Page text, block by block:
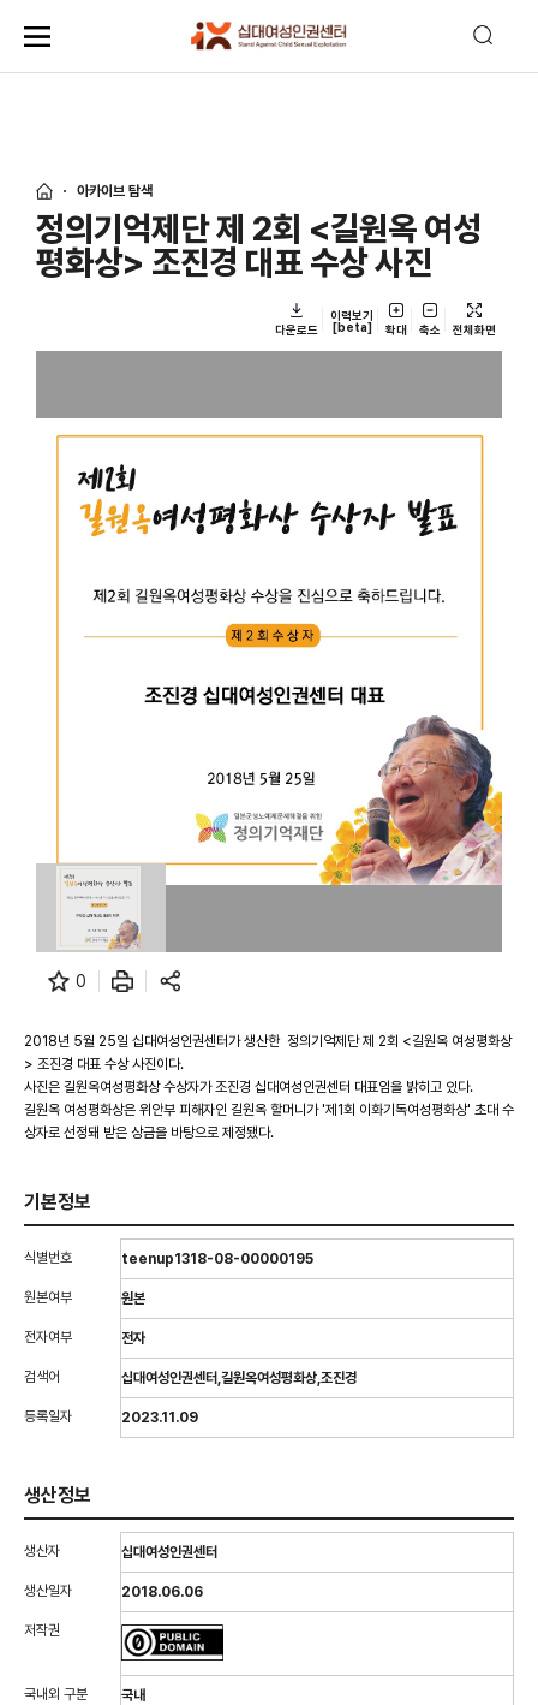
아카이브 탐색
정의기억제단 제 2회 <길원옥 여성
평화상> 조진경 대표 수상 사진
다운로드
이력보기
[beta]
확대 축소 전체화면
0
2018년 5월 25일 십대여성인권센터가 생산한 정의기억제단 제 2회 <길원옥 여성평화상
> 조진경 대표 수상 사진이다.
사진은 길원옥여성평화상 수상자가 조진경 십대여성인권센터 대표임을 밝히고 있다.
길원옥 여성평화상은 위안부 피해자인 길원옥 할머니가 '제1회 이화기독여성평화상' 초대 수
상자로 선정돼 받은 상금을 바탕으로 제정됐다.
기본정보
식별번호 teenup1318-08-00000195
원본여부 원본
전자여부 전자
검색어 십대여성인권센터,길원옥여성평화상,조진경
등록일자 2023.11.09
생산정보
생산자 십대여성인권센터
생산일자 2018.06.06
저작권
국내외 구분 국내